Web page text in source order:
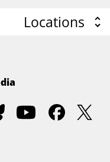
Locations
Software
Architecture
Software
Architecture
Software